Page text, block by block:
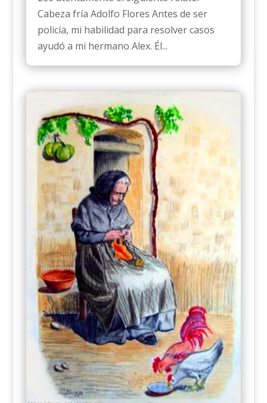
Cabeza fría Adolfo Flores Antes de ser
policía, mi habilidad para resolver casos
ayudó a mi hermano Alex. Él...